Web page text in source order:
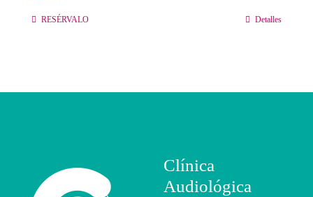
RESÉRVALO Detalles
Clínica
Audiológica